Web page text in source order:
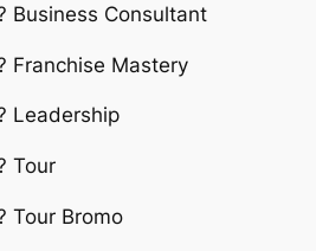
Business Consultant
Franchise Mastery
Leadership
Tour
Tour Bromo